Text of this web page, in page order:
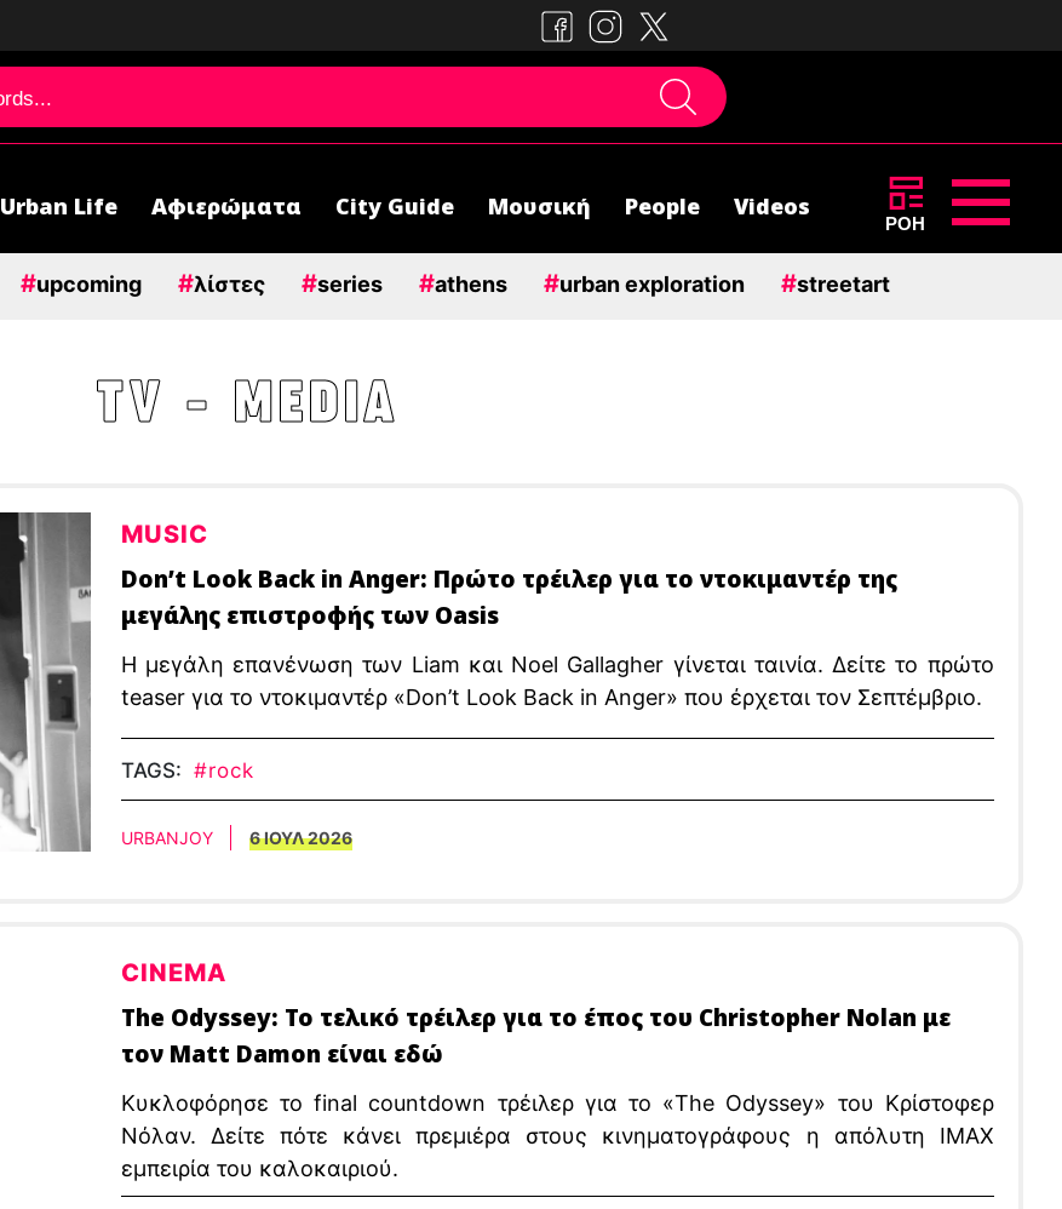
Urban Life Αφιερώματα City Guide Μουσική People Videos
ΡΟΗ
#upcoming #λίστες #series #athens #urban exploration #streetart
TV - MEDIA
MUSIC
Don’t Look Back in Anger: Πρώτο τρέιλερ για το ντοκιμαντέρ της
μεγάλης επιστροφής των Oasis
Η μεγάλη επανένωση των Liam και Noel Gallagher γίνεται ταινία. Δείτε το πρώτο
teaser για το ντοκιμαντέρ «Don’t Look Back in Anger» που έρχεται τον Σεπτέμβριο.
TAGS: #rock
URBANJOY 6 ΙΟΥΛ 2026
CINEMA
The Odyssey: Το τελικό τρέιλερ για το έπος του Christopher Nolan με
τον Matt Damon είναι εδώ
Κυκλοφόρησε το final countdown τρέιλερ για το «The Odyssey» του Κρίστοφερ
Νόλαν. Δείτε πότε κάνει πρεμιέρα στους κινηματογράφους η απόλυτη IMAX
εμπειρία του καλοκαιριού.